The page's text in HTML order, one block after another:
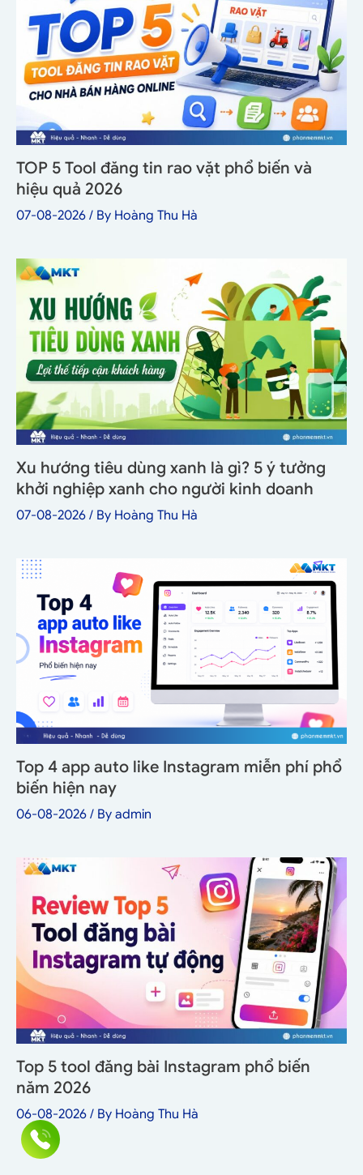
TOP 5 Tool đăng tin rao vặt phổ biến và
hiệu quả 2026
07-08-2026 / By Hoàng Thu Hà
Xu hướng tiêu dùng xanh là gì? 5 ý tưởng
khởi nghiệp xanh cho người kinh doanh
07-08-2026 / By Hoàng Thu Hà
Top 4 app auto like Instagram miễn phí phổ
biến hiện nay
06-08-2026 / By admin
Top 5 tool đăng bài Instagram phổ biến
năm 2026
06-08-2026 / By Hoàng Thu Hà